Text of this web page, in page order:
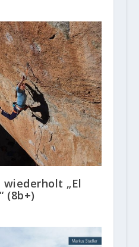
wiederholt „El
(8b+)